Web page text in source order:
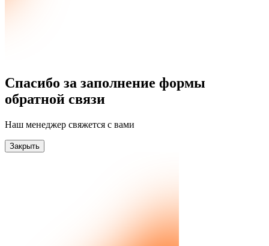
Спасибо за заполнение формы
обратной связи
Наш менеджер свяжется с вами
Закрыть